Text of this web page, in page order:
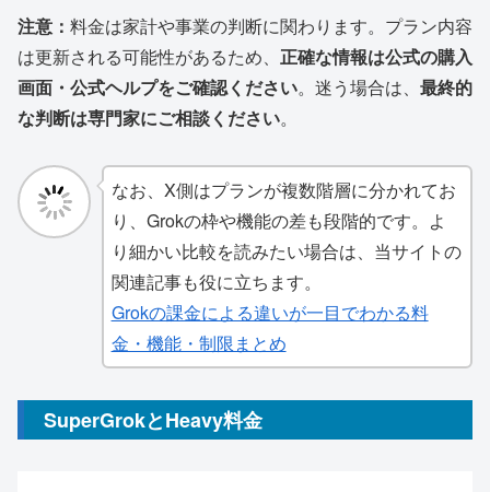
注意： 料金は家計や事業の判断に関わります。プラン内容
は更新される可能性があるため、 正確な情報は公式の購入
画面・公式ヘルプをご確認ください。迷う場合は、 最終的
な判断は専門家にご相談ください。
なお、X側はプランが複数階層に分かれてお
り、Grokの枠や機能の差も段階的です。よ
り細かい比較を読みたい場合は、当サイトの
関連記事も役に立ちます。
Grokの課金による違いが一目でわかる料
金・機能・制限まとめ
SuperGrokとHeavy料金